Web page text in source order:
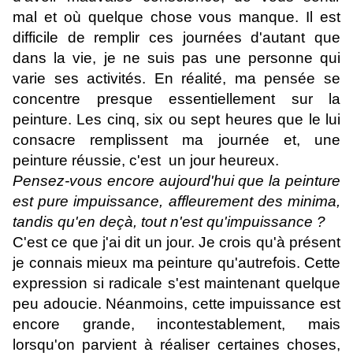
mal et où quelque chose vous manque. Il est
difficile de remplir ces journées d'autant que
dans la vie, je ne suis pas une personne qui
varie ses activités. En réalité, ma pensée se
concentre presque essentiellement sur la
peinture. Les cinq, six ou sept heures que le lui
consacre remplissent ma journée et, une
peinture réussie, c'est un jour heureux.
Pensez-vous encore aujourd'hui que la peinture
est pure impuissance, affleurement des minima,
tandis qu'en deçà, tout n'est qu'impuissance ?
C'est ce que j'ai dit un jour. Je crois qu'à présent
je connais mieux ma peinture qu'autrefois. Cette
expression si radicale s'est maintenant quelque
peu adoucie. Néanmoins, cette impuissance est
encore grande, incontestablement, mais
lorsqu'on parvient à réaliser certaines choses,